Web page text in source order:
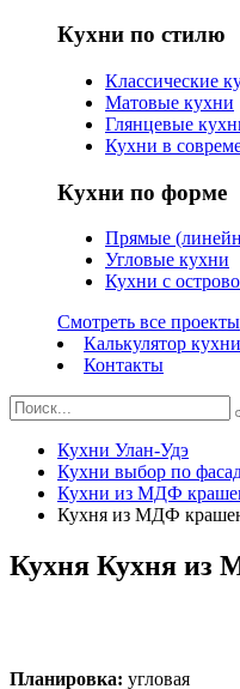
Кухни по стилю
Классические
Матовые кухни
Глянцевые
Кухни в
Кухни по форме
Прямые
Угловые кухни
Кухни с
Смотреть все проекты
Калькулятор кухни
Контакты
Кухни Улан-Удэ
Кухни выбор по
Кухни из МДФ
Кухня из МДФ
Кухня Кухня из
Планировка: угловая